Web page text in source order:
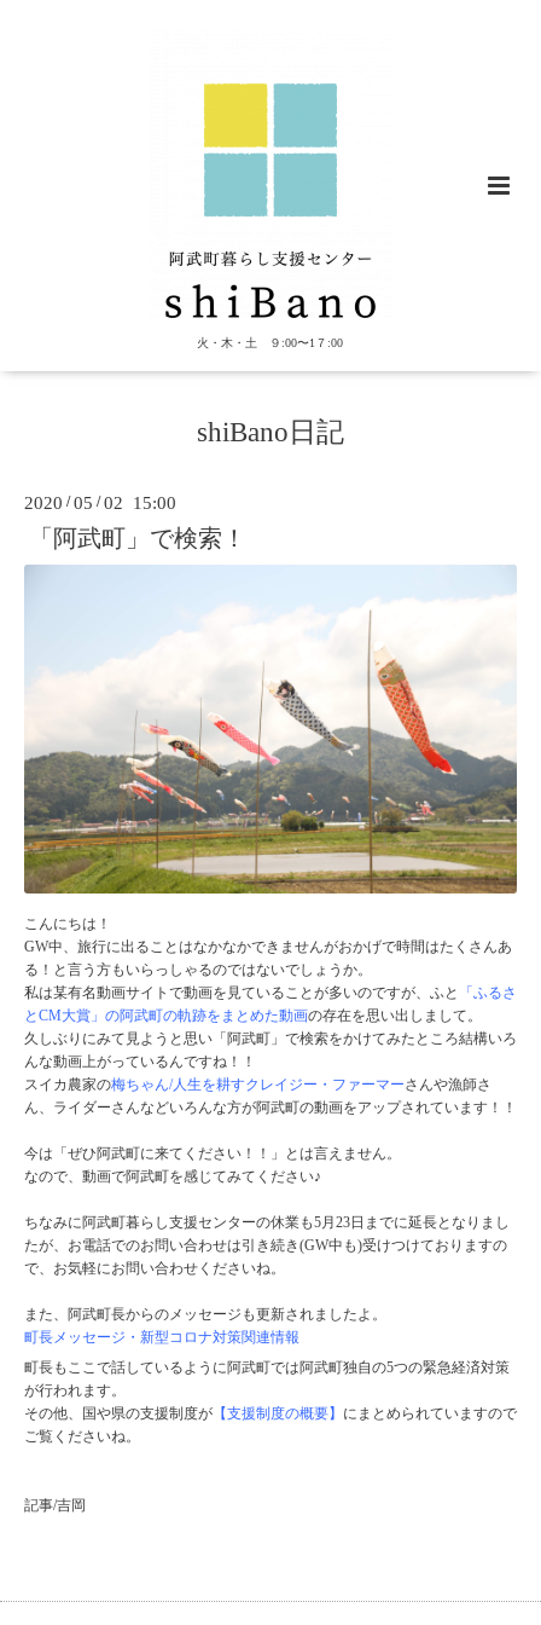
火・木・土 ９:00〜1７:00
shiBano日記
2020 /05 /02 15:00
「阿武町」で検索！
こんにちは！
GW中、旅行に出ることはなかなかできませんがおかげで時間はたくさんあ
る！と言う方もいらっしゃるのではないでしょうか。
私は某有名動画サイトで動画を見ていることが多いのですが、ふと
「ふるさ
とCM大賞」の阿武町の軌跡をまとめた動画の存在を思い出しまして。
久しぶりにみて見ようと思い「阿武町」で検索をかけてみたところ結構いろ
んな動画上がっているんですね！！
スイカ農家の梅ちゃん/人生を耕すクレイジー・ファーマーさんや漁師さ
ん、ライダーさんなどいろんな方が阿武町の動画をアップされています！！
今は「ぜひ阿武町に来てください！！」とは言えません。
なので、動画で阿武町を感じてみてください♪
ちなみに阿武町暮らし支援センターの休業も5月23日までに延長となりまし
たが、お電話でのお問い合わせは引き続き(GW中も)受けつけておりますの
で、お気軽にお問い合わせくださいね。
また、阿武町長からのメッセージも更新されましたよ。
町長メッセージ・新型コロナ対策関連情報
町長もここで話しているように阿武町では阿武町独自の5つの緊急経済対策
が行われます。
その他、国や県の支援制度が 【支援制度の概要】 にまとめられていますので
ご覧くださいね。
記事/吉岡